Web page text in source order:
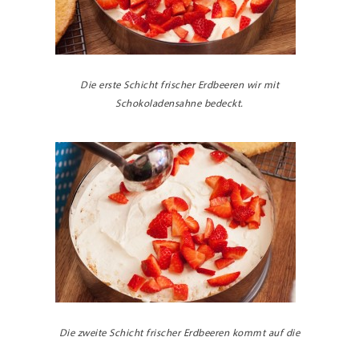
Die erste Schicht frischer Erdbeeren wir mit
Schokoladensahne bedeckt.
Die zweite Schicht frischer Erdbeeren kommt auf die